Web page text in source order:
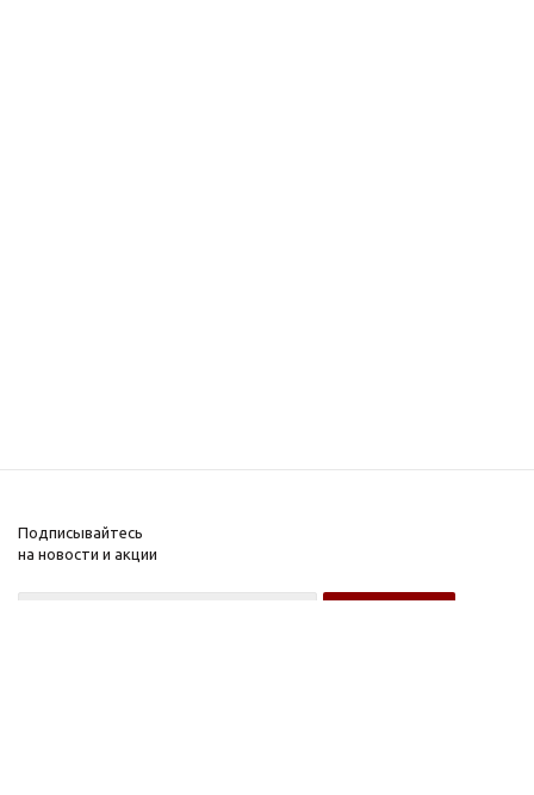
Подписывайтесь
на новости и акции